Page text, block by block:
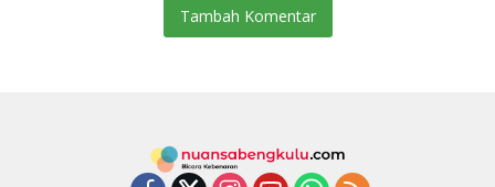
Tambah Komentar